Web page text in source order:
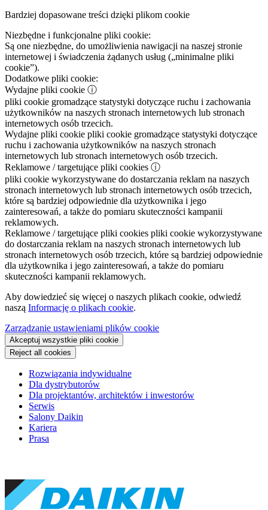
Bardziej dopasowane treści dzięki plikom cookie
Niezbędne i funkcjonalne pliki cookie:
Są one niezbędne, do umożliwienia nawigacji na naszej stronie
internetowej i świadczenia żądanych usług („minimalne pliki
cookie”).
Dodatkowe pliki cookie:
Wydajne pliki cookie ⓘ
pliki cookie gromadzące statystyki dotyczące ruchu i zachowania
użytkowników na naszych stronach internetowych lub stronach
internetowych osób trzecich.
Wydajne pliki cookie pliki cookie gromadzące statystyki dotyczące
ruchu i zachowania użytkowników na naszych stronach
internetowych lub stronach internetowych osób trzecich.
Reklamowe / targetujące pliki cookies ⓘ
pliki cookie wykorzystywane do dostarczania reklam na naszych
stronach internetowych lub stronach internetowych osób trzecich,
które są bardziej odpowiednie dla użytkownika i jego
zainteresowań, a także do pomiaru skuteczności kampanii
reklamowych.
Reklamowe / targetujące pliki cookies pliki cookie wykorzystywane
do dostarczania reklam na naszych stronach internetowych lub
stronach internetowych osób trzecich, które są bardziej odpowiednie
dla użytkownika i jego zainteresowań, a także do pomiaru
skuteczności kampanii reklamowych.
Aby dowiedzieć się więcej o naszych plikach cookie, odwiedź
naszą Informację o plikach cookie.
Zarządzanie ustawieniami plików cookie
Akceptuj wszystkie pliki cookie
Reject all cookies
Rozwiązania indywidualne
Dla dystrybutorów
Dla projektantów, architektów i inwestorów
Serwis
Salony Daikin
Kariera
Prasa